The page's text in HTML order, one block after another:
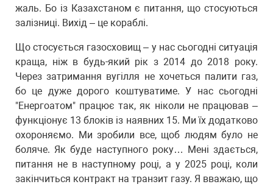
жаль. Бо із Казахстаном є питання, що стосуються
залізниці. Вихід – це кораблі.
Що стосується газосховищ – у нас сьогодні ситуація
краща, ніж в будь-який рік з 2014 до 2018 року.
Через затримання вугілля не хочеться палити газ,
бо це дуже дорого коштуватиме. У нас сьогодні
"Енергоатом" працює так, як ніколи не працював –
функціонує 13 блоків із наявних 15. Ми їх додатково
охороняємо. Ми зробили все, щоб людям було не
боляче. Як буде наступного року… Мені здається,
питання не в наступному році, а у 2025 році, коли
закінчиться контракт на транзит газу. Я вважаю, що